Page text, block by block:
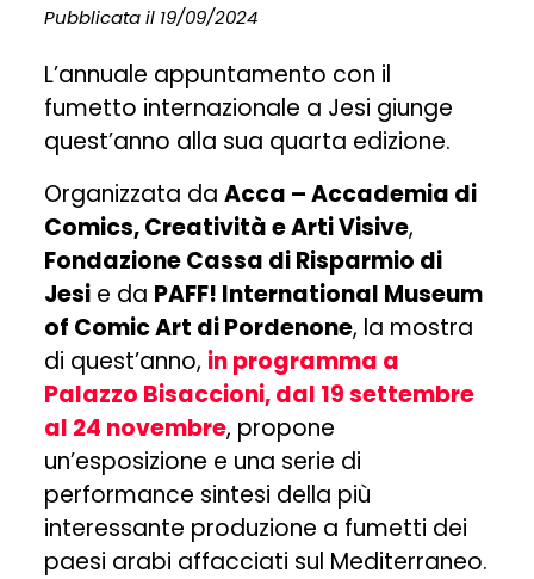
Pubblicata il 19/09/2024
L’annuale appuntamento con il
fumetto internazionale a Jesi giunge
quest’anno alla sua quarta edizione.
Organizzata daAcca – Accademia di
Comics, Creatività e Arti Visive,
Fondazione Cassa di Risparmio di
Jesi e da PAFF! International Museum
of Comic Art di Pordenone, la mostra
di quest’anno, in programma a
Palazzo Bisaccioni, dal 19 settembre
al 24 novembre, propone
un’esposizione e una serie di
performance sintesi della più
interessante produzione a fumetti dei
paesi arabi affacciati sul Mediterraneo.